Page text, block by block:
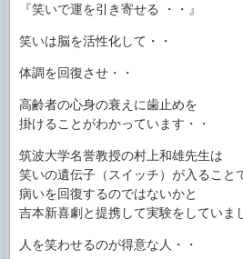
『笑いで運を引き寄せる ・・』
笑いは脳を活性化して・・
体調を回復させ・・
高齢者の心身の衰えに歯止めを
掛けることがわかっています・・
筑波大学名誉教授の村上和雄先生は
笑いの遺伝子（スイッチ）が入ること
病いを回復するのではないかと
吉本新喜劇と提携して実験をしていま
人を笑わせるのが得意な人・・